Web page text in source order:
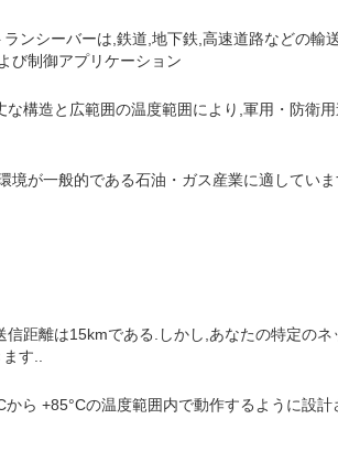
ンシーバーは,鉄道,地下鉄,高速道路などの
び制御アプリケーション
構造と広範囲の温度範囲により,軍用・防衛
境が一般的である石油・ガス産業に適してい
距離は15kmである.しかし,あなたの特定の
す..
ら +85°Cの温度範囲内で動作するように設